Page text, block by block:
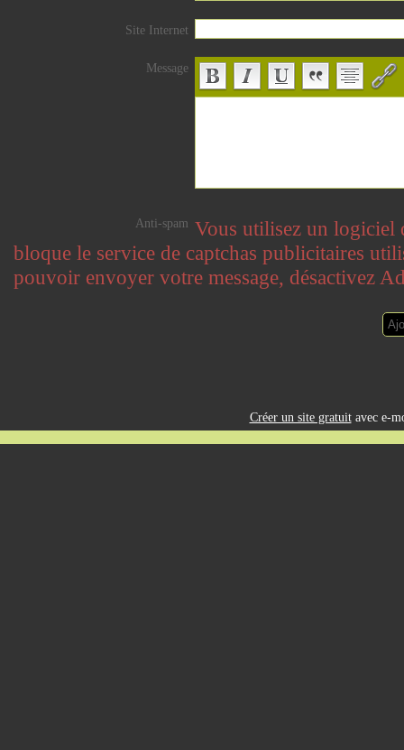
Site Internet
Message
Anti-spam Vous utilisez un
bloque le service de captchas publicitaires
pouvoir envoyer votre message, désactivez
Créer un site gratuitavec e-